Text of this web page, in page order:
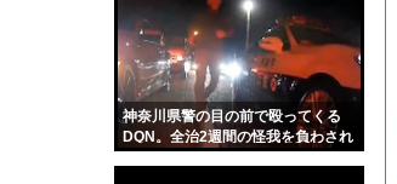
神奈川県警の目の前で殴ってくる
DQN。全治2週間の怪我を負わされ